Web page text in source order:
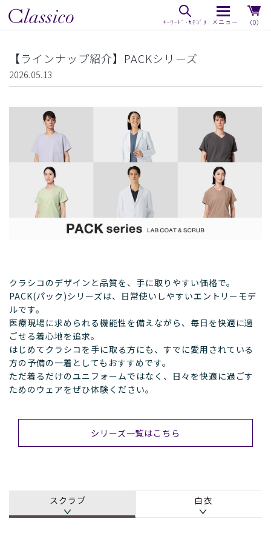
（0）
【ラインナップ紹介】PACKシリーズ
2026.05.13
クラシコのデザインと品質を、手に取りやすい価格で。
PACK(パック)シリーズは、日常使いしやすいエントリーモデ
ルです。
医療現場に求められる機能性を備えながら、毎日を快適に過
ごせる着心地を追求。
はじめてクラシコを手に取る方にも、すでに愛用されている
方の予備の一着としてもおすすめです。
ただ着るだけのユニフォームではなく、日々を快適に過ごす
ためのウェアをぜひ体験ください。
シリーズ一覧はこちら
スクラブ 白衣